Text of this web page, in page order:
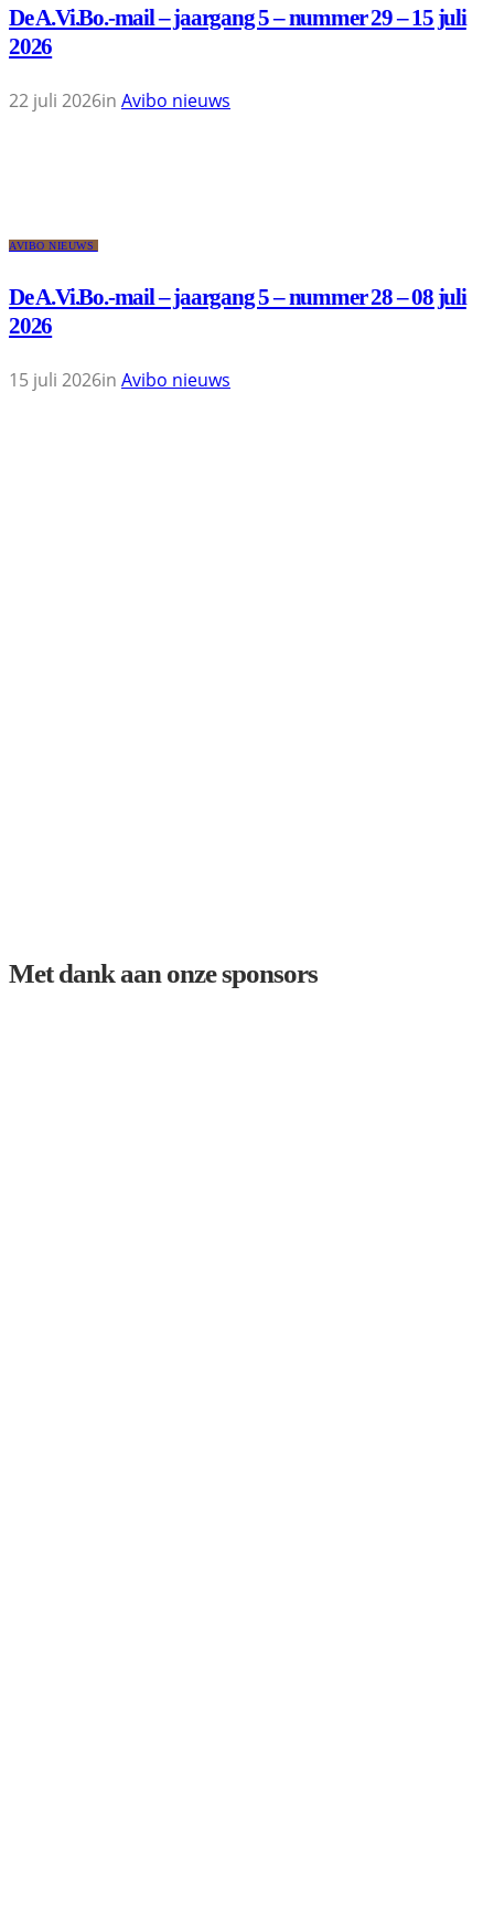
De A.Vi.Bo.-mail – jaargang 5 – nummer 29 – 15 juli
2026
22 juli 2026in Avibo nieuws
AVIBO NIEUWS
De A.Vi.Bo.-mail – jaargang 5 – nummer 28 – 08 juli
2026
15 juli 2026in Avibo nieuws
Met dank aan onze sponsors